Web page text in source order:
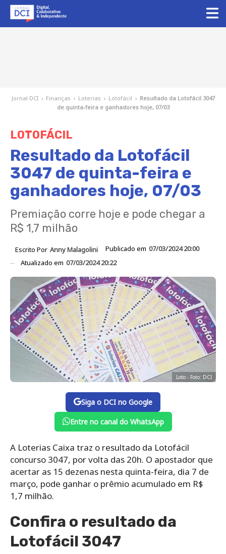
Jornal DCI › Finanças › Loterias › Lotofácil › Resultado da Lotofácil 3047
de quinta-feira e ganhadores hoje, 07/03
LOTOFÁCIL
Resultado da Lotofácil
3047 de quinta-feira e
ganhadores hoje, 07/03
Premiação corre hoje e pode chegar a
R$ 1,7 milhão
Escrito Por Anny Malagolini Publicado em 07/03/2024 20:00
Atualizado em 07/03/2024 20:22
Loto - Foto: DCI
Siga o DCI no Google
Entre no canal do WhatsApp
A Loterias Caixa traz o resultado da Lotofácil
concurso 3047, por volta das 20h. O apostador que
acertar as 15 dezenas nesta quinta-feira, dia 7 de
março, pode ganhar o prêmio acumulado em R$
1,7 milhão.
Confira o resultado da
Lotofácil 3047